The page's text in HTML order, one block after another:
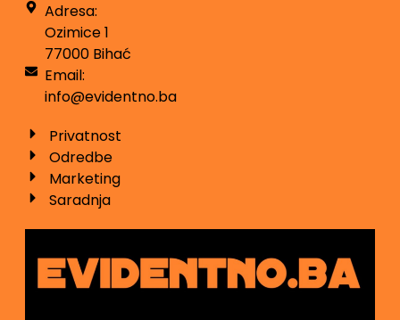
Adresa:
Ozimice 1
77000 Bihać
Email:
info@evidentno.ba
Privatnost
Odredbe
Marketing
Saradnja